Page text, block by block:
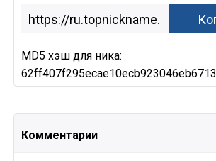
MD5 хэш для ника:
62ff407f295ecae10ecb923046eb6713
Комментарии